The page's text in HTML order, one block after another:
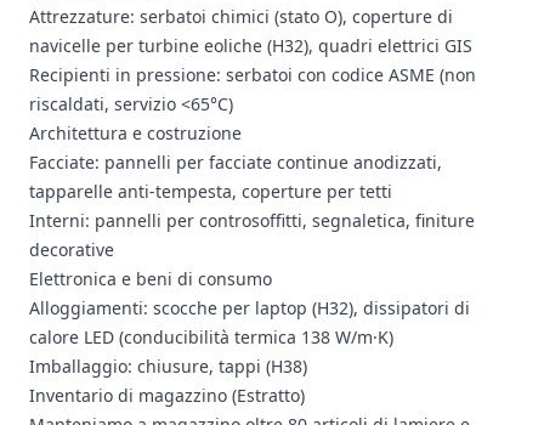
Attrezzature: serbatoi chimici (stato O), coperture di
navicelle per turbine eoliche (H32), quadri elettrici GIS
Recipienti in pressione: serbatoi con codice ASME (non
riscaldati, servizio <65°C)
Architettura e costruzione
Facciate: pannelli per facciate continue anodizzati,
tapparelle anti-tempesta, coperture per tetti
Interni: pannelli per controsoffitti, segnaletica, finiture
decorative
Elettronica e beni di consumo
Alloggiamenti: scocche per laptop (H32), dissipatori di
calore LED (conducibilità termica 138 W/m·K)
Imballaggio: chiusure, tappi (H38)
Inventario di magazzino (Estratto)